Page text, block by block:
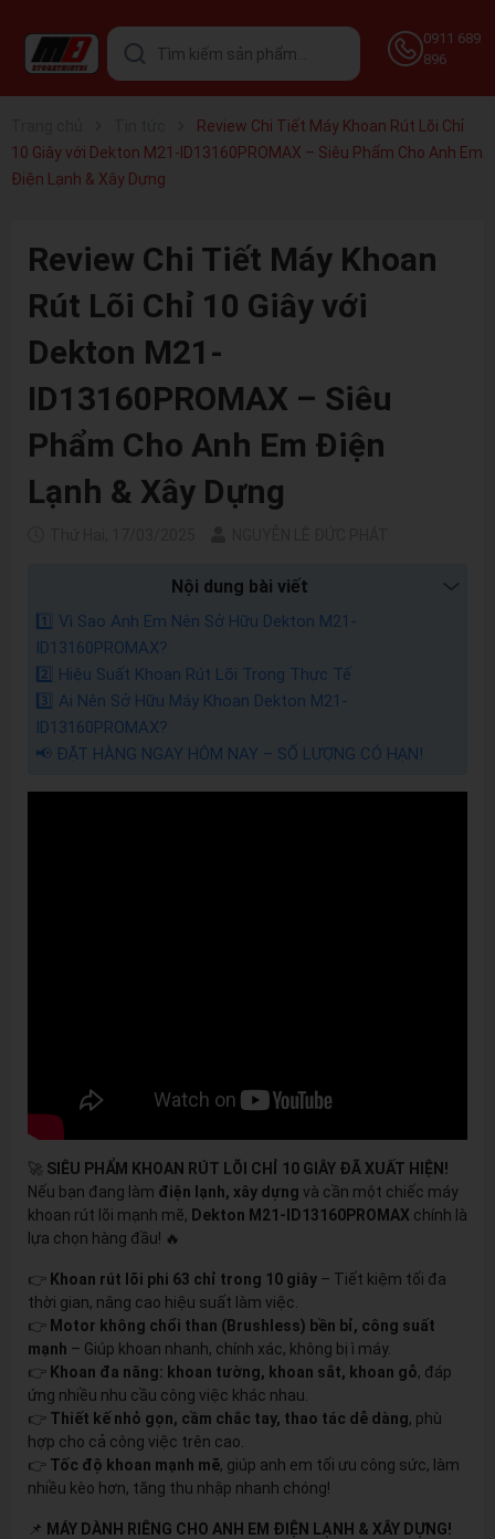
0911 689
896
Review Chi Tiết Máy Khoan Rút Lõi Chỉ
10 Giây với Dekton M21-ID13160PROMAX – Siêu Phẩm Cho Anh Em
Điện Lạnh & Xây Dựng
Review Chi Tiết Máy Khoan
Rút Lõi Chỉ 10 Giây với
Dekton M21-
ID13160PROMAX – Siêu
Phẩm Cho Anh Em Điện
Lạnh & Xây Dựng
Nội dung bài viết
1️⃣ Vì Sao Anh Em Nên Sở Hữu Dekton M21-
ID13160PROMAX?
2️⃣ Hiệu Suất Khoan Rút Lõi Trong Thực Tế
3️⃣ Ai Nên Sở Hữu Máy Khoan Dekton M21-
ID13160PROMAX?
📢 ĐẶT HÀNG NGAY HÔM NAY – SỐ LƯỢNG CÓ HẠN!
🚀 SIÊU PHẨM KHOAN RÚT LÕI CHỈ 10 GIÂY ĐÃ XUẤT HIỆN!
Nếu bạn đang làm điện lạnh, xây dựng và cần một chiếc máy
khoan rút lõi mạnh mẽ, Dekton M21-ID13160PROMAX chính là
lựa chọn hàng đầu! 🔥
👉 Khoan rút lõi phi 63 chỉ trong 10 giây – Tiết kiệm tối đa
thời gian, nâng cao hiệu suất làm việc.
👉 Motor không chổi than (Brushless) bền bỉ, công suất
mạnh – Giúp khoan nhanh, chính xác, không bị ì máy.
👉 Khoan đa năng: khoan tường, khoan sắt, khoan gỗ, đáp
ứng nhiều nhu cầu công việc khác nhau.
👉 Thiết kế nhỏ gọn, cầm chắc tay, thao tác dễ dàng, phù
hợp cho cả công việc trên cao.
👉 Tốc độ khoan mạnh mẽ, giúp anh em tối ưu công sức, làm
nhiều kèo hơn, tăng thu nhập nhanh chóng!
📌 MÁY DÀNH RIÊNG CHO ANH EM ĐIỆN LẠNH & XÂY DỰNG!